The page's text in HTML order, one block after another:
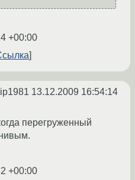
+00:00
13.12.2009 16:54:14
перегруженный
+00:00